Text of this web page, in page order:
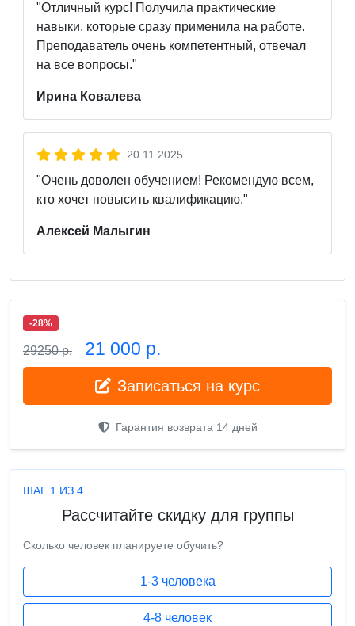
"Отличный курс! Получила практические
навыки, которые сразу применила на работе.
Преподаватель очень компетентный, отвечал
на все вопросы."
Ирина Ковалева
20.11.2025
"Очень доволен обучением! Рекомендую всем,
кто хочет повысить квалификацию."
Алексей Малыгин
-28%
29250 р. 21 000 р.
Записаться на курс
Гарантия возврата 14 дней
ШАГ 1 ИЗ 4
Рассчитайте скидку для группы
Сколько человек планируете обучить?
1-3 человека
4-8 человек